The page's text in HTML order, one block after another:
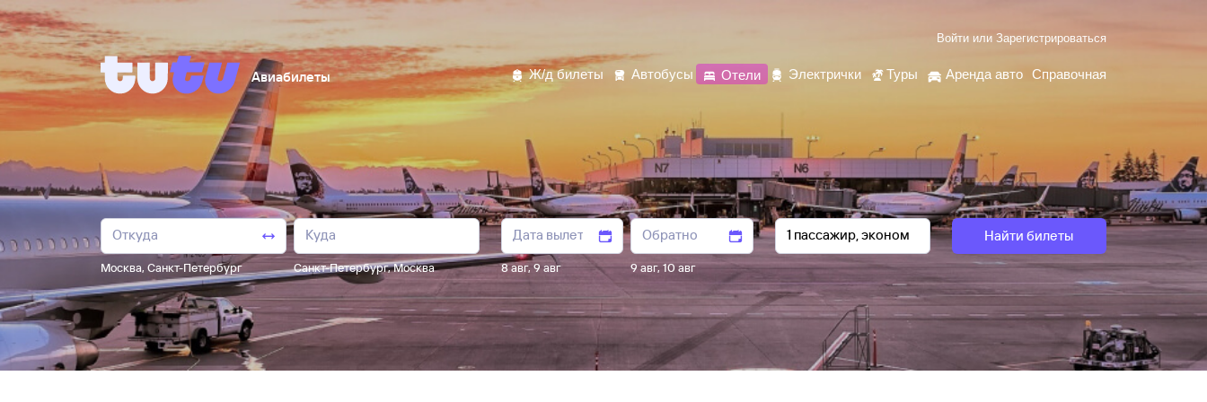
Войти или Зарегистрироваться
Авиабилеты Ж/д билеты Автобусы Отели Электрички Туры Аренда авто Справочная
Москва, Санкт-Петербург Санкт-Петербург,Москва 8 авг, 9 авг 9 авг,10 авг
Найти билеты